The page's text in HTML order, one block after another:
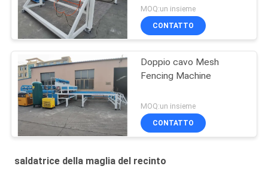
MOQ:un insieme
CONTATTO
Doppio cavo Mesh
Fencing Machine
MOQ:un insieme
CONTATTO
saldatrice della maglia del recinto